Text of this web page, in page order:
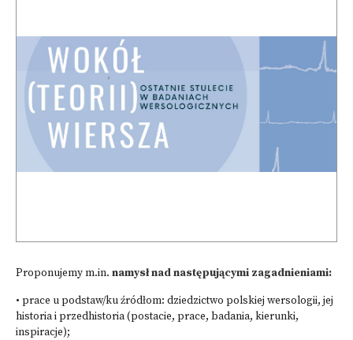
Proponujemy m.in. namysł nad następującymi zagadnieniami:
• prace u podstaw/ku źródłom: dziedzictwo polskiej wersologii, jej
historia i przed­historia (postacie, prace, badania, kierunki,
inspiracje);